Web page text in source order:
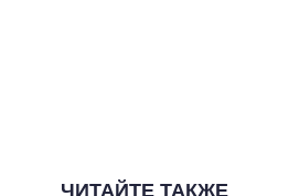
ЧИТАЙТЕ ТАКЖЕ